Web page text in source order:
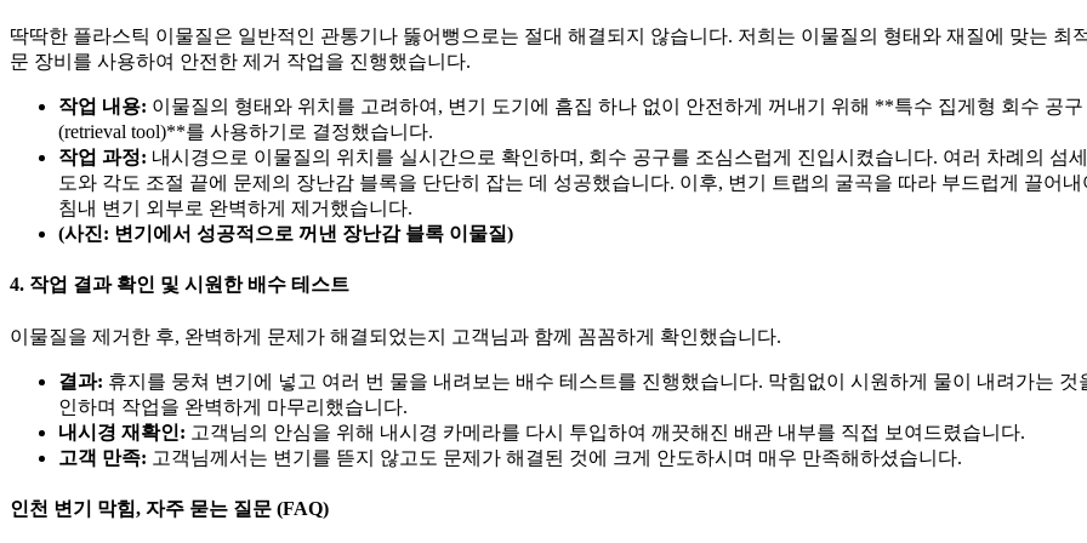
딱딱한 플라스틱 이물질은 일반적인 관통기나 뚫어뻥으로는 절대 해결되지 않습니다. 저희는 이물질의 형태와 재질에 맞는 최
문 장비를 사용하여 안전한 제거 작업을 진행했습니다.
작업 내용: 이물질의 형태와 위치를 고려하여, 변기 도기에 흠집 하나 없이 안전하게 꺼내기 위해 **특수 집게형 회수 공구
(retrieval tool)**를 사용하기로 결정했습니다.
작업 과정: 내시경으로 이물질의 위치를 실시간으로 확인하며, 회수 공구를 조심스럽게 진입시켰습니다. 여러 차례의 섬세
도와 각도 조절 끝에 문제의 장난감 블록을 단단히 잡는 데 성공했습니다. 이후, 변기 트랩의 굴곡을 따라 부드럽게 끌어내
침내 변기 외부로 완벽하게 제거했습니다.
(사진: 변기에서 성공적으로 꺼낸 장난감 블록 이물질)
4. 작업 결과 확인 및 시원한 배수 테스트
이물질을 제거한 후, 완벽하게 문제가 해결되었는지 고객님과 함께 꼼꼼하게 확인했습니다.
결과: 휴지를 뭉쳐 변기에 넣고 여러 번 물을 내려보는 배수 테스트를 진행했습니다. 막힘없이 시원하게 물이 내려가는 것
인하며 작업을 완벽하게 마무리했습니다.
내시경 재확인: 고객님의 안심을 위해 내시경 카메라를 다시 투입하여 깨끗해진 배관 내부를 직접 보여드렸습니다.
고객 만족: 고객님께서는 변기를 뜯지 않고도 문제가 해결된 것에 크게 안도하시며 매우 만족해하셨습니다.
인천 변기 막힘, 자주 묻는 질문 (FAQ)